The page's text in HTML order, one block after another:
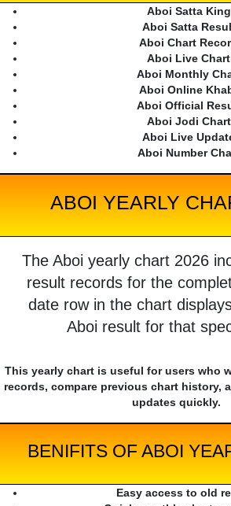
Aboi Satta King
Aboi Satta
Aboi Chart
Aboi Live Chart
Aboi Monthly
Aboi Online
Aboi Official
Aboi Jodi Chart
Aboi Live
Aboi Number
ABOI YEARLY
The Aboi yearly chart 2026
result records for the
date row in the chart
Aboi result for that
This yearly chart is useful for users who
records, compare previous chart history,
updates quickly.
BENIFITS OF ABOI
Easy access to old